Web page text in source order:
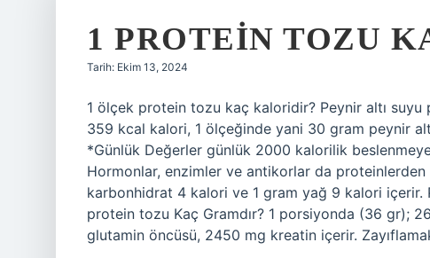
1 PROTEIN TOZU
Tarih: Ekim 13, 2024
1 ölçek protein tozu kaç kaloridir? Peynir altı
359 kcal kalori, 1 ölçeğinde yani 30 gram peynir
*Günlük Değerler günlük 2000 kalorilik
Hormonlar, enzimler ve antikorlar da
karbonhidrat 4 kalori ve 1 gram yağ 9 kalori içerir.
protein tozu Kaç Gramdır? 1 porsiyonda (36 gr);
glutamin öncüsü, 2450 mg kreatin içerir.